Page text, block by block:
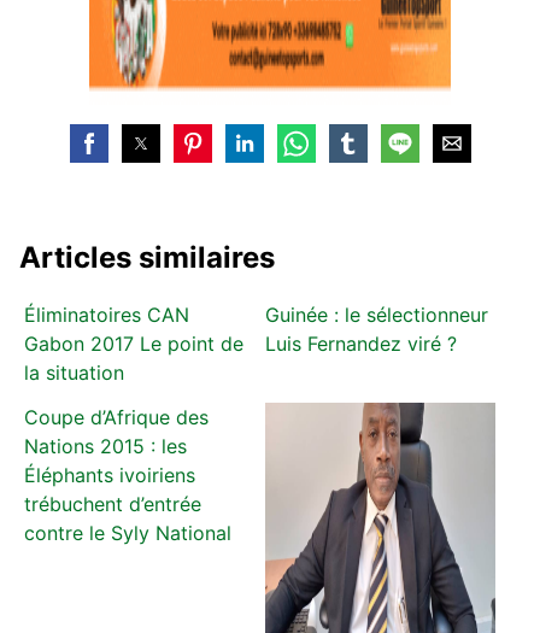
Articles similaires
Éliminatoires CAN
Gabon 2017 Le point de
la situation
Guinée : le sélectionneur
Luis Fernandez viré ?
Coupe d’Afrique des
Nations 2015 : les
Éléphants ivoiriens
trébuchent d’entrée
contre le Syly National